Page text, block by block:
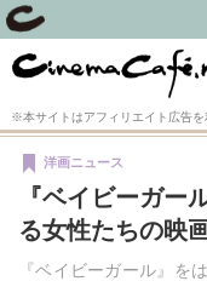
※本サイトはアフィリエイト広告を
『ベイビーガー
る女性たちの映
『ベイビーガール』を
洋画ニュース